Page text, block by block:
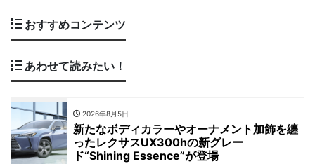
おすすめコンテンツ
あわせて読みたい！
2026年8月5日
新たなボディカラーやオーナメント加飾を纏
ったレクサスUX300hの新グレー
ド“Shining Essence”が登場